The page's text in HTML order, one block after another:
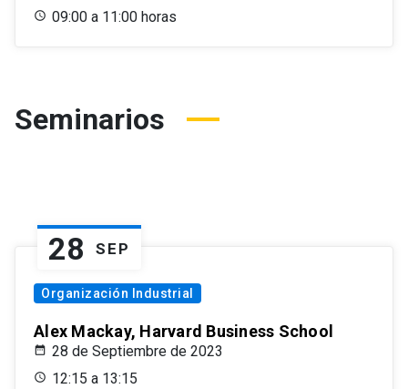
09:00 a 11:00 horas
Seminarios
28 SEP
Organización Industrial
Alex Mackay, Harvard Business School
28 de Septiembre de 2023
12:15 a 13:15